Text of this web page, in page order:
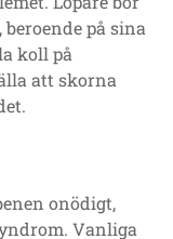
på sina
koll på
att skorna
onödigt,
Vanliga